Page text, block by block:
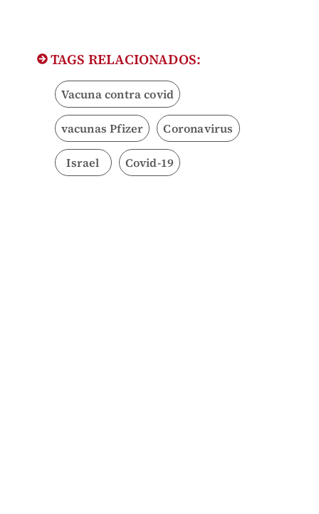
TAGS RELACIONADOS:
Vacuna contra covid
vacunas Pfizer Coronavirus
Israel Covid-19